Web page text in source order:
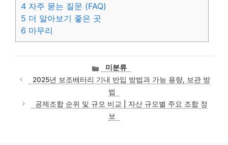
4 자주 묻는 질문 (FAQ)
5 더 알아보기 좋은 곳
6 마무리
카
테
고
미분류
2025년 보조배터리 기내 반입 방법과 가능 용량, 보관 방
법
공제조합 순위 및 규모 비교 | 자산 규모별 주요 조합 정
보